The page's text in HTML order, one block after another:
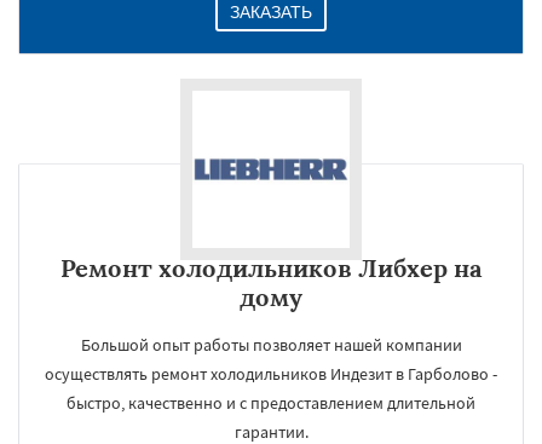
ЗАКАЗАТЬ
Ремонт холодильников Либхер на
дому
Большой опыт работы позволяет нашей компании
осуществлять ремонт холодильников Индезит в Гарболово -
быстро, качественно и с предоставлением длительной
гарантии.